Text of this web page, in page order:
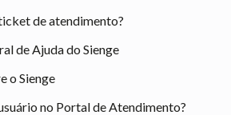
de atendimento?
de Ajuda do Sienge
o Sienge
no Portal de Atendimento?